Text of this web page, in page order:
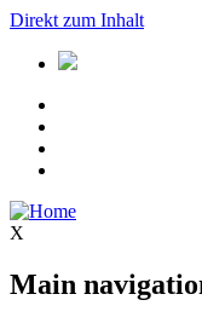
Direkt zum Inhalt
X
Main